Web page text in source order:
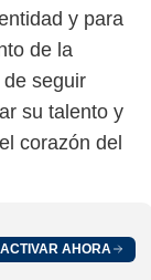
y para
de la
seguir
su talento y
corazón del
ACTIVAR AHORA